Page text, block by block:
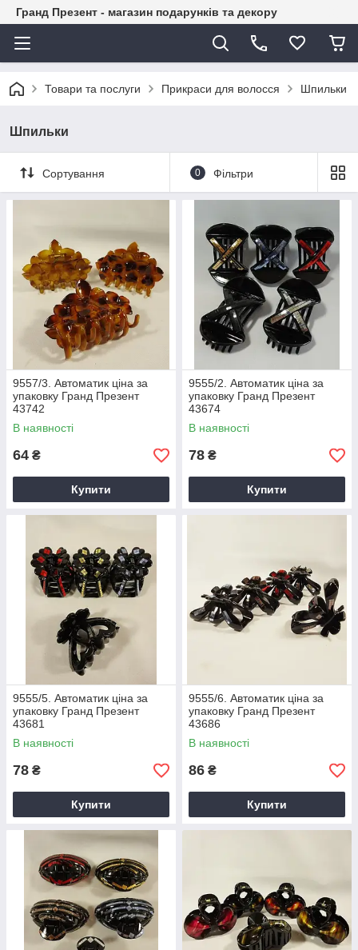
Гранд Презент - магазин подарунків та декору
Товари та послуги Прикраси для волосся Шпильки
Шпильки
Сортування 0 Фільтри
9557/3. Автоматик ціна за
упаковку Гранд Презент
43742
В наявності
64 ₴
Купити
9555/2. Автоматик ціна за
упаковку Гранд Презент
43674
В наявності
78 ₴
Купити
9555/5. Автоматик ціна за
упаковку Гранд Презент
43681
В наявності
78 ₴
Купити
9555/6. Автоматик ціна за
упаковку Гранд Презент
43686
В наявності
86 ₴
Купити